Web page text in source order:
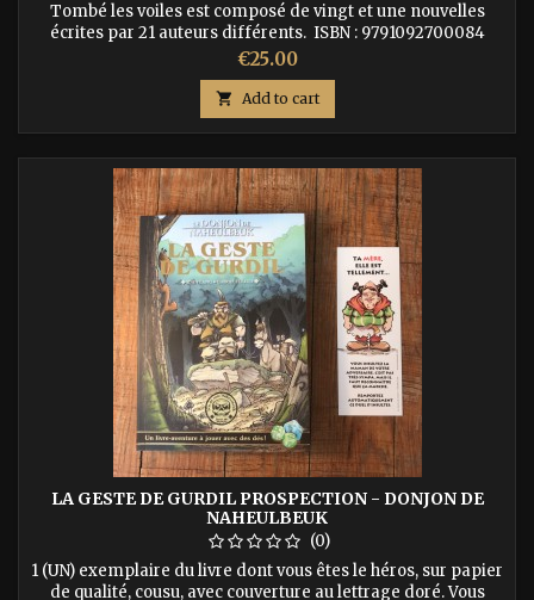
Tombé les voiles est composé de vingt et une nouvelles
écrites par 21 auteurs différents. ISBN : 9791092700084
Price
€25.00
 Add to cart
LA GESTE DE GURDIL PROSPECTION - DONJON DE
NAHEULBEUK
(0)
1 (UN) exemplaire du livre dont vous êtes le héros, sur papier
de qualité, cousu, avec couverture au lettrage doré. Vous